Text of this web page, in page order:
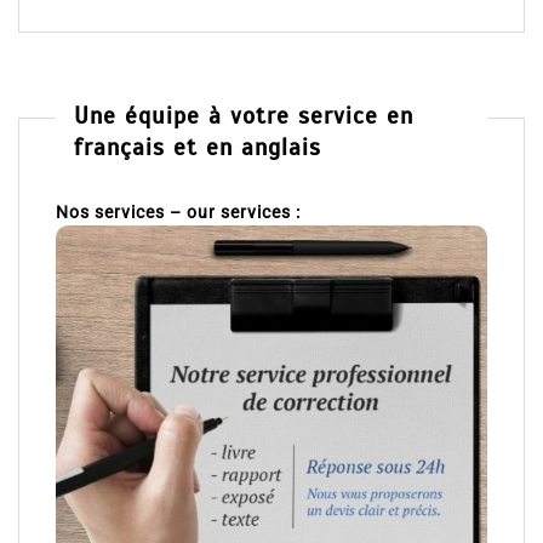
Une équipe à votre service en
français et en anglais
Nos services – our services :